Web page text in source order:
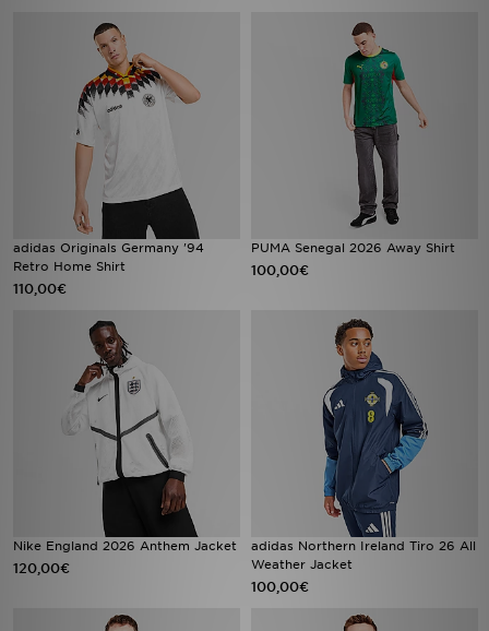
adidas Originals Germany '94
Retro Home Shirt
110,00€
PUMA Senegal 2026 Away Shirt
100,00€
Nike England 2026 Anthem Jacket
120,00€
adidas Northern Ireland Tiro 26 All
Weather Jacket
100,00€